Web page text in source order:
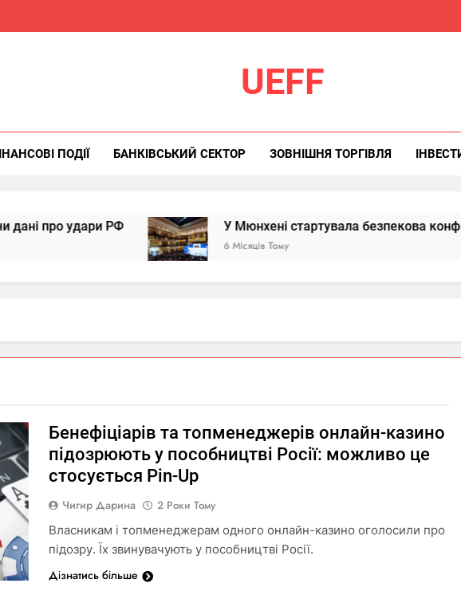
UEFF
ПОДІЇ БАНКІВСЬКИЙ СЕКТОР ЗОВНІШНЯ ТОРГІВЛЯ
удари РФ У Мюнхені стартувала безпекова конференція:
6 Місяців Тому
Бенефіціарів та топменеджерів онлайн-казино
підозрюють у пособництві Росії: можливо це
стосується Pin-Up
Чигир Дарина
2 Роки Тому
Власникам і топменеджерам одного онлайн-казино оголосили про
підозру. Їх звинувачують у пособництві Росії.
Дізнатись більше